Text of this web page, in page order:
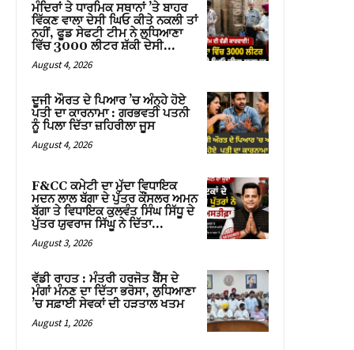
ਮੰਦਿਰਾਂ ਤੇ ਧਾਰਮਿਕ ਸਥਾਨਾਂ ’ਤੇ ਬਾਹਰ
ਵਿੱਕਣ ਵਾਲਾ ਦੇਸੀ ਘਿਓ ਕੀਤੇ ਨਕਲੀ ਤਾਂ
ਨਹੀਂ, ਫੂਡ ਸੇਫਟੀ ਟੀਮ ਨੇ ਲੁਧਿਆਣਾ
ਵਿੱਚ 3000 ਲੀਟਰ ਸ਼ੱਕੀ ਦੇਸੀ...
August 4, 2026
ਦੂਜੀ ਔਰਤ ਦੇ ਪਿਆਰ ’ਚ ਅੰਨ੍ਹੇ ਹੋਏ
ਪਤੀ ਦਾ ਕਾਰਨਾਮਾ : ਗਰਭਵਤੀ ਪਤਨੀ
ਨੂੰ ਪਿਲਾ ਦਿੱਤਾ ਜ਼ਹਿਰੀਲਾ ਜੂਸ
August 4, 2026
F&CC ਕਮੇਟੀ ਦਾ ਮੁੱਦਾ ਵਿਧਾਇਕ
ਮਦਨ ਲਾਲ ਬੱਗਾ ਦੇ ਪੁੱਤਰ ਕੌਂਸਲਰ ਅਮਨ
ਬੱਗਾ ਤੇ ਵਿਧਾਇਕ ਕੁਲਵੰਤ ਸਿੰਘ ਸਿੱਧੂ ਦੇ
ਪੁੱਤਰ ਯੁਵਰਾਜ ਸਿੱਘੂ ਨੇ ਦਿੱਤਾ...
August 3, 2026
ਵੱਡੀ ਰਾਹਤ : ਮੰਤਰੀ ਹਰਜੋਤ ਬੈਂਸ ਦੇ
ਮੰਗਾਂ ਮੰਨਣ ਦਾ ਦਿੱਤਾ ਭਰੋਸਾ, ਲੁਧਿਆਣਾ
’ਚ ਸਫ਼ਾਈ ਸੇਵਕਾਂ ਦੀ ਹੜਤਾਲ ਖਤਮ
August 1, 2026